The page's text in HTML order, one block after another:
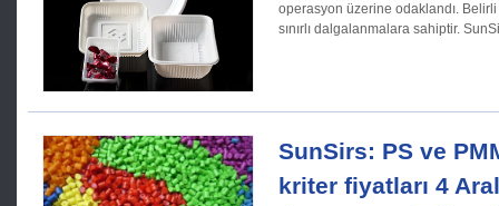
operasyon üzerine odaklandı. Belirli
sınırlı dalgalanmalara sahiptir.
SunSirs: PS ve
kriter fiyatları 4